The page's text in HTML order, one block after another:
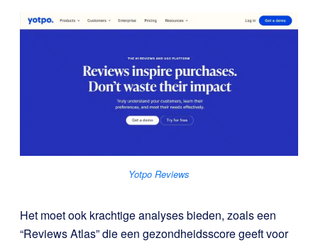
Yotpo Reviews
Het moet ook krachtige analyses bieden, zoals een
“Reviews Atlas” die een gezondheidsscore geeft voor